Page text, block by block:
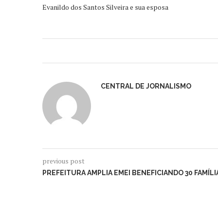
Evanildo dos Santos Silveira e sua esposa
CENTRAL DE JORNALISMO
previous post
PREFEITURA AMPLIA EMEI BENEFICIANDO 30